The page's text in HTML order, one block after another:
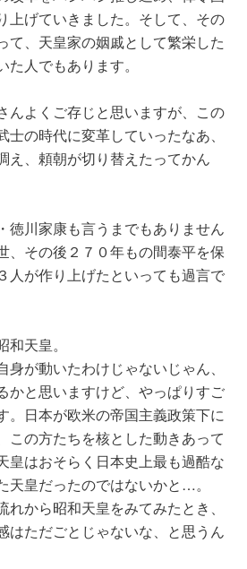
上げていきました。そして、その
て、天皇家の姻戚として繁栄した
た人でもあります。
んよくご存じと思いますが、この
の時代に変革していったなあ、
え、頼朝が切り替えたってかん
徳川家康も言うまでもありません
、その後２７０年もの間泰平を保
人が作り上げたといっても過言で
天皇。
が動いたわけじゃないじゃん、
かと思いますけど、やっぱりすご
。日本が欧米の帝国主義政策下に
この方たちを核とした動きあって
皇はおそらく日本史上最も過酷な
天皇だったのではないかと…。
から昭和天皇をみてみたとき、
はただごとじゃないな、と思うん